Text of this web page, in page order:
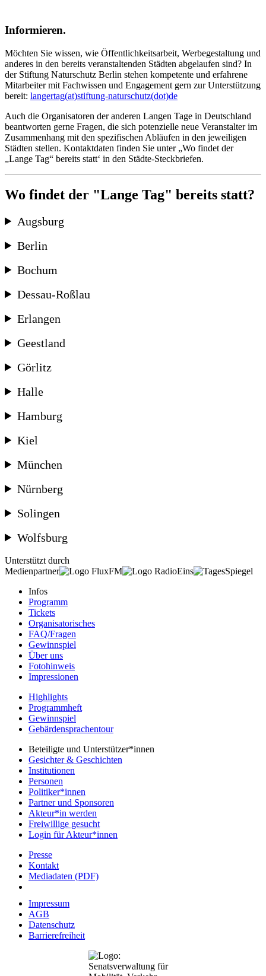
Informieren.
Möchten Sie wissen, wie Öffentlichkeitsarbeit, Werbegestaltung und
anderes in den bereits veranstaltenden Städten abgelaufen sind? In
der Stiftung Naturschutz Berlin stehen kompetente und erfahrene
Mitarbeiter mit Fachwissen und Engagement gern zur Unterstützung
bereit: langertag(at)stiftung-naturschutz(dot)de
Auch die Organisatoren der anderen Langen Tage in Deutschland
beantworten gerne Fragen, die sich potenzielle neue Veranstalter im
Zusammenhang mit den spezifischen Abläufen in den jeweiligen
Städten stellen. Kontaktdaten finden Sie unter „Wo findet der
„Lange Tag“ bereits statt‘ in den Städte-Steckbriefen.
Wo findet der "Lange Tag" bereits statt?
Augsburg
Berlin
Bochum
Dessau-Roßlau
Erlangen
Geestland
Görlitz
Halle
Hamburg
Kiel
München
Nürnberg
Solingen
Wolfsburg
Unterstützt durch
Medienpartner
Infos
Programm
Tickets
Organisatorisches
FAQ/Fragen
Gewinnspiel
Über uns
Fotohinweis
Impressionen
Highlights
Programmheft
Gewinnspiel
Gebärdensprachentour
Beteiligte und Unterstützer*innen
Gesichter & Geschichten
Institutionen
Personen
Politiker*innen
Partner und Sponsoren
Akteur*in werden
Freiwillige gesucht
Login für Akteur*innen
Presse
Kontakt
Mediadaten (PDF)
Impressum
AGB
Datenschutz
Barrierefreiheit